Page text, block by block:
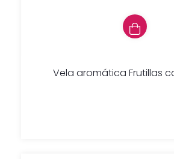
Vela aromática Frutillas